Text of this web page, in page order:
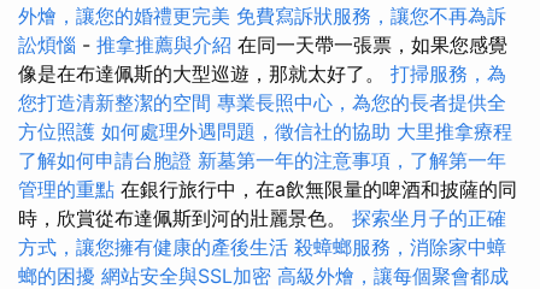
外燴，讓您的婚禮更完美 免費寫訴狀服務，讓您不再為訴
訟煩惱 - 推拿推薦與介紹 在同一天帶一張票，如果您感覺
像是在布達佩斯的大型巡遊，那就太好了。 打掃服務，為
您打造清新整潔的空間 專業長照中心，為您的長者提供全
方位照護 如何處理外遇問題，徵信社的協助 大里推拿療程
了解如何申請台胞證 新墓第一年的注意事項，了解第一年
管理的重點 在銀行旅行中，在a飲無限量的啤酒和披薩的同
時，欣賞從布達佩斯到河的壯麗景色。 探索坐月子的正確
方式，讓您擁有健康的產後生活 殺蟑螂服務，消除家中蟑
螂的困擾 網站安全與SSL加密 高級外燴，讓每個聚會都成